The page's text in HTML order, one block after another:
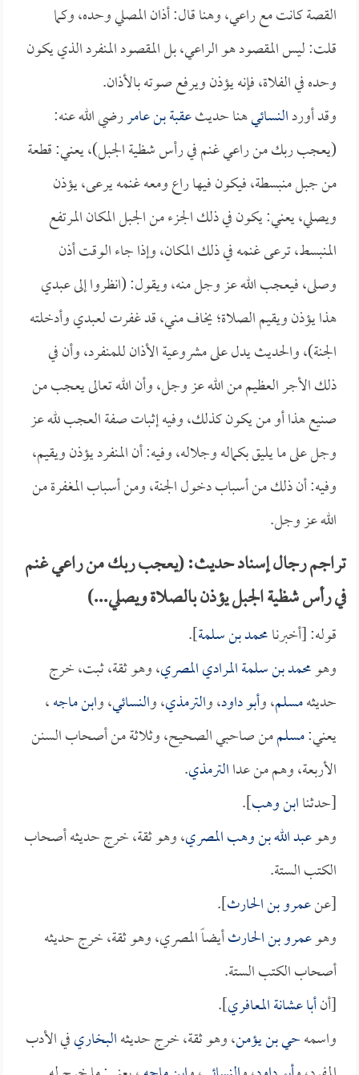
القصة كانت مع راعي، وهنا قال: أذان المصلي وحده، وكما
قلت: ليس المقصود هو الراعي، بل المقصود المنفرد الذي يكون
وحده في الفلاة، فإنه يؤذن ويرفع صوته بالأذان.
وقد أوردالنسائيهنا حديثعقبة بن عامررضي الله عنه:
(يعجب ربك من راعي غنم في رأس شظية الجبل)، يعني: قطعة
من جبل منبسطة، فيكون فيها راع ومعه غنمه يرعى، يؤذن
ويصلي، يعني: يكون في ذلك الجزء من الجبل المكان المرتفع
المنبسط، ترعى غنمه في ذلك المكان، وإذا جاء الوقت أذن
وصلى، فيعجب الله عز وجل منه، ويقول: (انظروا إلى عبدي
هذا يؤذن ويقيم الصلاة؛ يخاف مني، قد غفرت لعبدي وأدخلته
الجنة)، والحديث يدل على مشروعية الأذان للمنفرد، وأن في
ذلك الأجر العظيم من الله عز وجل، وأن الله تعالى يعجب من
صنيع هذا أو من يكون كذلك، وفيه إثبات صفة العجب لله عز
وجل على ما يليق بكماله وجلاله، وفيه: أن المنفرد يؤذن ويقيم،
وفيه: أن ذلك من أسباب دخول الجنة، ومن أسباب المغفرة من
الله عز وجل.
تراجم رجال إسناد حديث: (يعجب ربك من راعي غنم
في رأس شظية الجبل يؤذن بالصلاة ويصلي...)
قوله: [أخبرنامحمد بن سلمة].
وهومحمد بن سلمة المرادي المصري، وهو ثقة، ثبت، خرج
حديثهمسلم، وأبو داود، والترمذي، والنسائي، وابن ماجه،
يعني:مسلممن صاحبي الصحيح، وثلاثة من أصحاب السنن
الأربعة، وهم من عداالترمذي.
[حدثناابن وهب].
وهوعبد الله بن وهب المصري، وهو ثقة، خرج حديثه أصحاب
الكتب الستة.
[عنعمرو بن الحارث].
وهوعمرو بن الحارثأيضاً المصري، وهو ثقة، خرج حديثه
أصحاب الكتب الستة.
[أنأبا عشانة المعافري].
واسمهحي بن يؤمن، وهو ثقة، خرج حديثهالبخاريفي الأدب